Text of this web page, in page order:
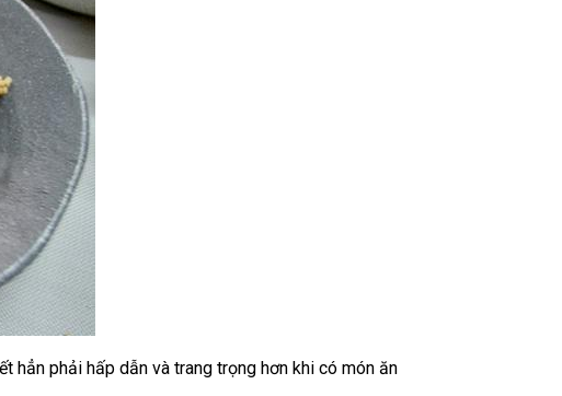
hẳn phải hấp dẫn và trang trọng hơn khi có món ăn